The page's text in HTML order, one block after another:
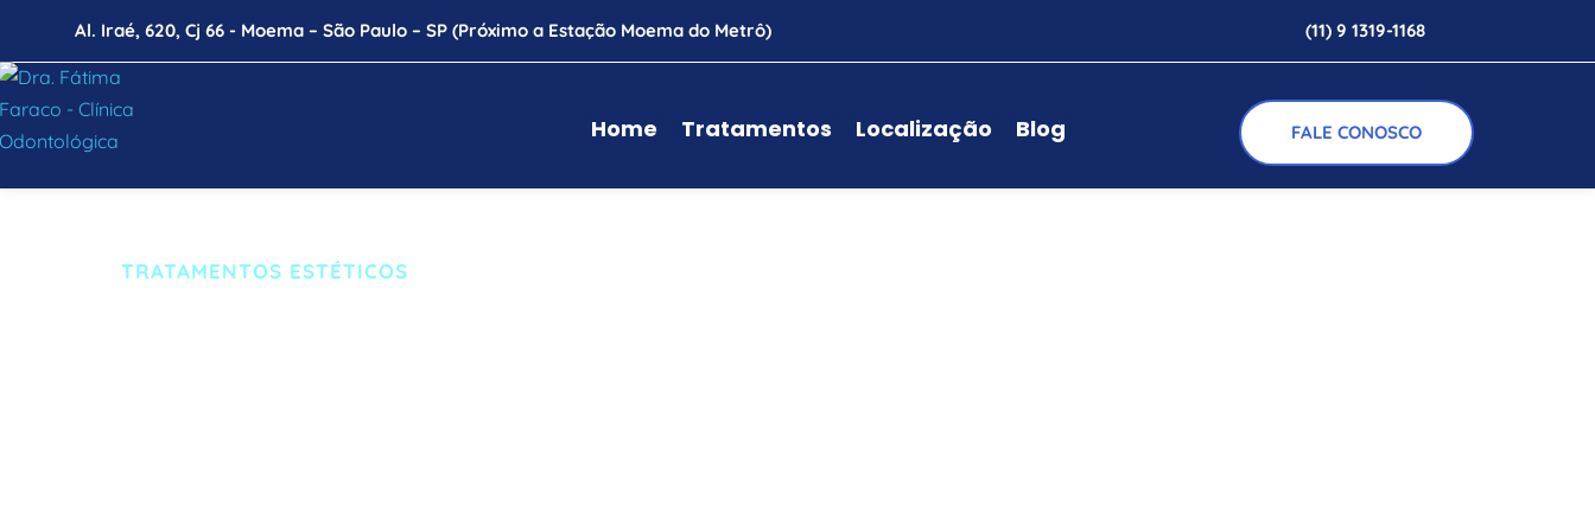
Al. Iraé, 620, Cj 66 - Moema – São Paulo – SP (Próximo a Estação Moema do Metrô) (11) 9 1319-1168
Home Tratamentos Localização Blog FALE CONOSCO
TRATAMENTOS ESTÉTICOS